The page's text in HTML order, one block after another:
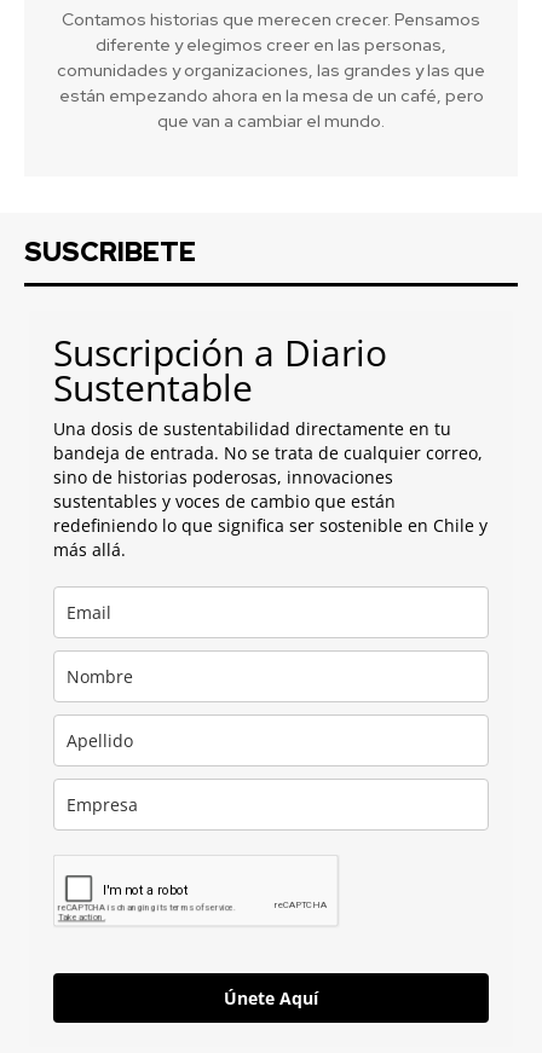
Contamos historias que merecen crecer. Pensamos
diferente y elegimos creer en las personas,
comunidades y organizaciones, las grandes y las que
están empezando ahora en la mesa de un café, pero
que van a cambiar el mundo.
SUSCRIBETE
Suscripción a Diario
Sustentable
Una dosis de sustentabilidad directamente en tu
bandeja de entrada. No se trata de cualquier correo,
sino de historias poderosas, innovaciones
sustentables y voces de cambio que están
redefiniendo lo que significa ser sostenible en Chile y
más allá.
Únete Aquí